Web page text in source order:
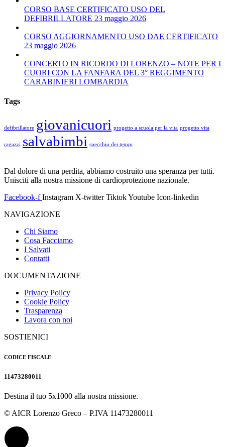
CORSO BASE CERTIFICATO USO DEL
DEFIBRILLATORE 23 maggio 2026
CORSO AGGIORNAMENTO USO DAE CERTIFICATO
23 maggio 2026
CONCERTO IN RICORDO DI LORENZO – NOTE PER I
CUORI CON LA FANFARA DEL 3° REGGIMENTO
CARABINIERI LOMBARDIA
Tags
defibrillatore giovanicuori progetto a scuola per la vita progetto vita
ragazzi salvabimbi specchio dei tempi
Dal dolore di una perdita, abbiamo costruito una speranza per tutti.
Unisciti alla nostra missione di cardioprotezione nazionale.
Facebook-f Instagram X-twitter TiktokYoutube Icon-linkedin
NAVIGAZIONE
Chi Siamo
Cosa Facciamo
I Salvati
Contatti
DOCUMENTAZIONE
Privacy Policy
Cookie Policy
Trasparenza
Lavora con noi
SOSTIENICI
CODICE FISCALE
11473280011
Destina il tuo 5x1000 alla nostra missione.
© AICR Lorenzo Greco – P.IVA 11473280011